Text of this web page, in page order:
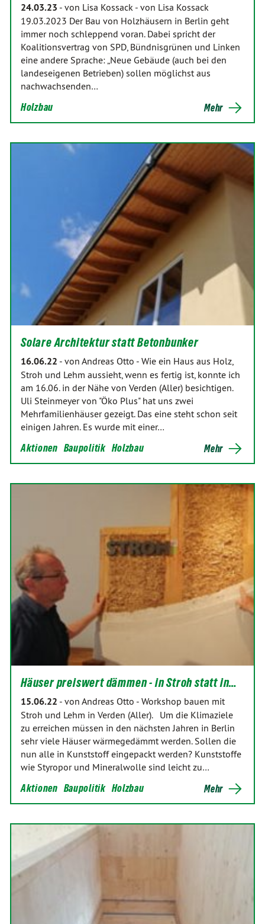
24.03.23 - von Lisa Kossack - von Lisa Kossack
19.03.2023 Der Bau von Holzhäusern in Berlin geht
immer noch schleppend voran. Dabei spricht der
Koalitionsvertrag von SPD, Bündnisgrünen und Linken
eine andere Sprache: „Neue Gebäude (auch bei den
landeseigenen Betrieben) sollen möglichst aus
nachwachsenden…
Holzbau Mehr
Solare Architektur statt Betonbunker
16.06.22 - von Andreas Otto - Wie ein Haus aus Holz,
Stroh und Lehm aussieht, wenn es fertig ist, konnte ich
am 16.06. in der Nähe von Verden (Aller) besichtigen.
Uli Steinmeyer von "Öko Plus" hat uns zwei
Mehrfamilienhäuser gezeigt. Das eine steht schon seit
einigen Jahren. Es wurde mit einer…
Aktionen Baupolitik Holzbau Mehr
Häuser preiswert dämmen - in Stroh statt in…
15.06.22 - von Andreas Otto - Workshop bauen mit
Stroh und Lehm in Verden (Aller). Um die Klimaziele
zu erreichen müssen in den nächsten Jahren in Berlin
sehr viele Häuser wärmegedämmt werden. Sollen die
nun alle in Kunststoff eingepackt werden? Kunststoffe
wie Styropor und Mineralwolle sind leicht zu…
Aktionen Baupolitik Holzbau Mehr